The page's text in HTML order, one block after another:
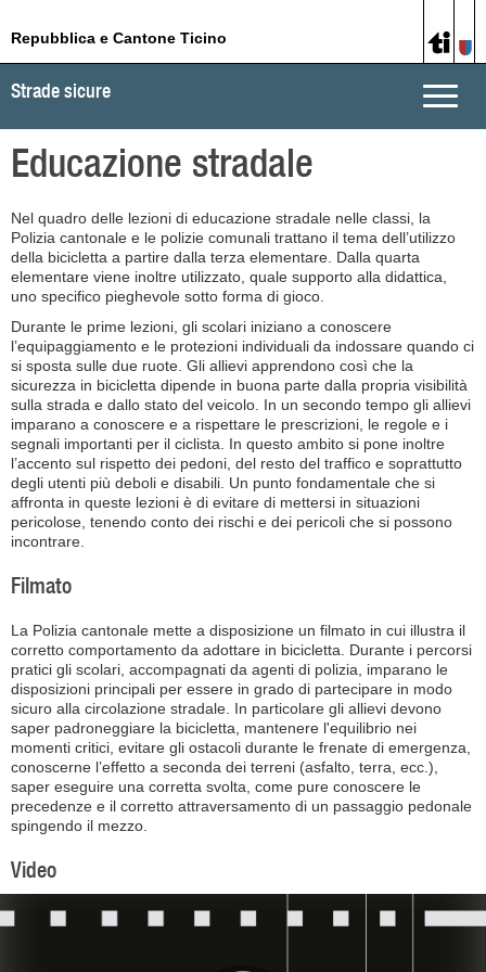
Repubblica e Cantone Ticino
Toggle
Strade sicure
Educazione stradale
Nel quadro delle lezioni di educazione stradale nelle classi, la
Polizia cantonale e le polizie comunali trattano il tema dell’utilizzo
della bicicletta a partire dalla terza elementare. Dalla quarta
elementare viene inoltre utilizzato, quale supporto alla didattica,
uno specifico pieghevole sotto forma di gioco.
Durante le prime lezioni, gli scolari iniziano a conoscere
l’equipaggiamento e le protezioni individuali da indossare quando ci
si sposta sulle due ruote. Gli allievi apprendono così che la
sicurezza in bicicletta dipende in buona parte dalla propria visibilità
sulla strada e dallo stato del veicolo. In un secondo tempo gli allievi
imparano a conoscere e a rispettare le prescrizioni, le regole e i
segnali importanti per il ciclista. In questo ambito si pone inoltre
l’accento sul rispetto dei pedoni, del resto del traffico e soprattutto
degli utenti più deboli e disabili. Un punto fondamentale che si
affronta in queste lezioni è di evitare di mettersi in situazioni
pericolose, tenendo conto dei rischi e dei pericoli che si possono
incontrare.
Filmato
La Polizia cantonale mette a disposizione un filmato in cui illustra il
corretto comportamento da adottare in bicicletta. Durante i percorsi
pratici gli scolari, accompagnati da agenti di polizia, imparano le
disposizioni principali per essere in grado di partecipare in modo
sicuro alla circolazione stradale. In particolare gli allievi devono
saper padroneggiare la bicicletta, mantenere l'equilibrio nei
momenti critici, evitare gli ostacoli durante le frenate di emergenza,
conoscerne l’effetto a seconda dei terreni (asfalto, terra, ecc.),
saper eseguire una corretta svolta, come pure conoscere le
precedenze e il corretto attraversamento di un passaggio pedonale
spingendo il mezzo.
Video